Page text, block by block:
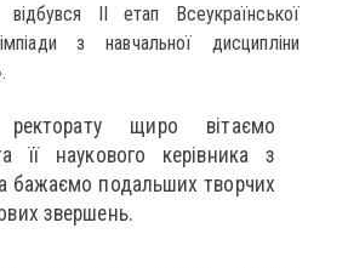
ІІ етап Всеукраїнської
з навчальної дисципліни
щиро вітаємо
її наукового керівника з
бажаємо подальших творчих
звершень.